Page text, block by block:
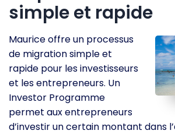
simple et rapide
Maurice offre un processus
de migration simple et
rapide pour les investisseurs
et les entrepreneurs. Un
Investor Programme
permet aux entrepreneurs
d’investir un certain montant dans